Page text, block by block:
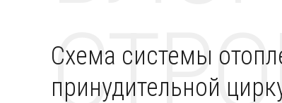
Схема системы
принудительной